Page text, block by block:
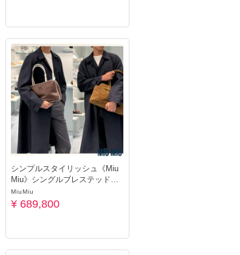
シンプルスタイリッシュ《Miu
Miu》シングルブレステッドコ
ート
MiuMiu
¥ 689,800